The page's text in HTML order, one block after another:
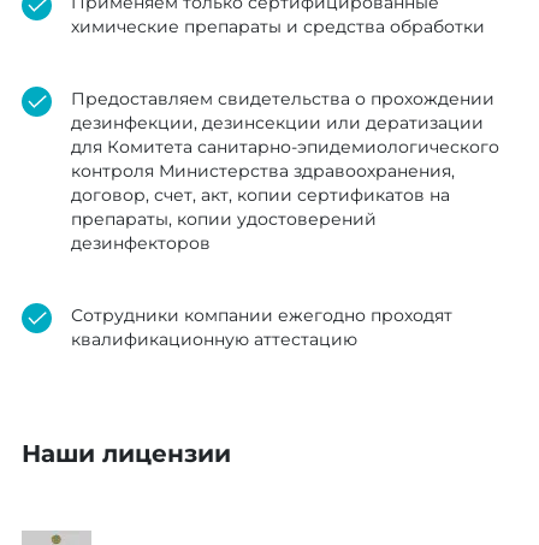
химические препараты и средства обработки
Предоставляем свидетельства о прохождении
дезинфекции, дезинсекции или дератизации
для Комитета санитарно-эпидемиологического
контроля Министерства здравоохранения,
договор, счет, акт, копии сертификатов на
препараты, копии удостоверений
дезинфекторов
Сотрудники компании ежегодно проходят
квалификационную аттестацию
Наши лицензии